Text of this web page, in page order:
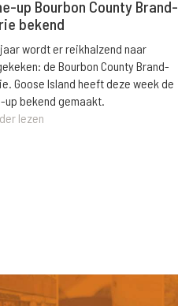
up Bourbon County Brand-
bekend
wordt er reikhalzend naar
de Bourbon County Brand-
Goose Island heeft deze week de
up bekend gemaakt.
lezen